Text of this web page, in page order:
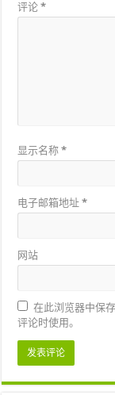
评论*
显示名称*
电子邮箱地址*
网站
在此浏览器中保
评论时使用。